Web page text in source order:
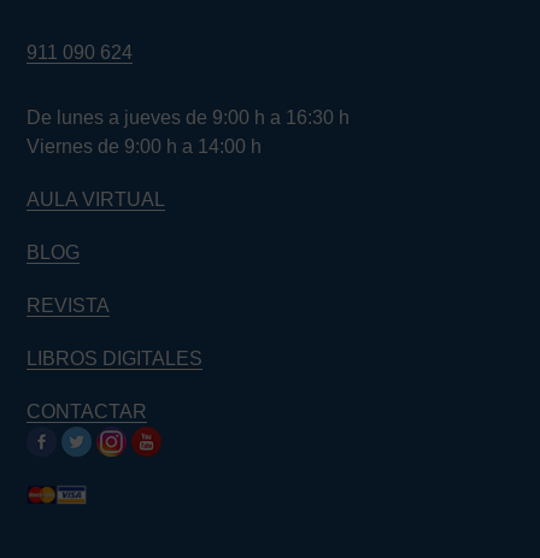
911 090 624
De lunes a jueves de 9:00 h a 16:30 h
Viernes de 9:00 h a 14:00 h
AULA VIRTUAL
BLOG
REVISTA
LIBROS DIGITALES
CONTACTAR